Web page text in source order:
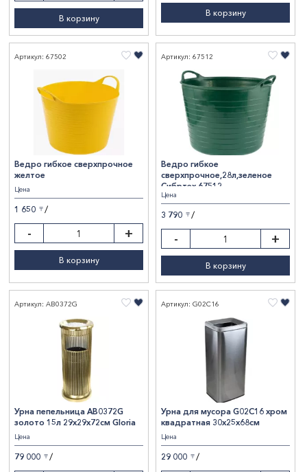
В корзину
В корзину
Артикул: 67502
Ведро гибкое сверхпрочное
желтое
Цена
1 650 〒 /
- +
В корзину
Артикул: 67512
Ведро гибкое
сверхпрочное,28л,зеленое
Сибртех 67512
Цена
3 790 〒 /
- +
В корзину
Артикул: AB0372G
Урна пепельница AB0372G
золото 15л 29х29х72см Gloria
Цена
79 000 〒 /
Артикул: G02C16
Урна для мусора G02C16 хром
квадратная 30х25х68см
Цена
29 000 〒 /